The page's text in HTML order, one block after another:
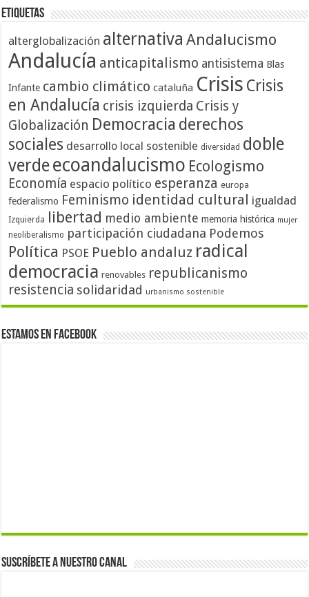
Etiquetas
alterglobalización alternativa Andalucismo
Andalucía anticapitalismo antisistema Blas
Infante cambio climático cataluña Crisis Crisis
en Andalucía crisis izquierda Crisis y
Globalización Democracia derechos
sociales desarrollo local sostenible diversidad doble
verdeecoandalucismo Ecologismo
Economía espacio político esperanza europa
federalismo Feminismo identidad cultural igualdad
Izquierda libertad medio ambiente memoria histórica mujer
neoliberalismo participación ciudadana Podemos
Política PSOE Pueblo andaluz radical
democracia renovables republicanismo
resistencia solidaridad urbanismo sostenible
Estamos en Facebook
Suscríbete a nuestro canal